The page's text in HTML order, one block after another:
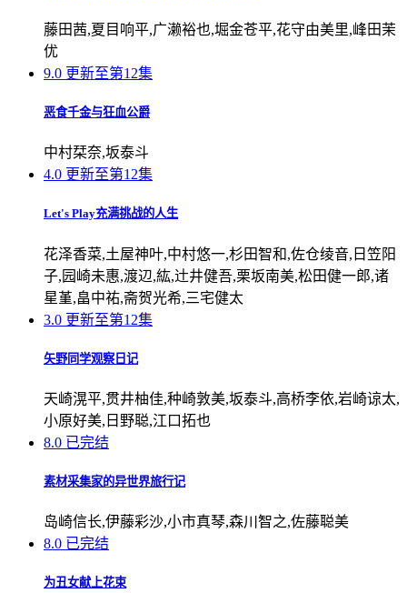
藤田茜,夏目响平,广濑裕也,堀金苍平,花守由美里,峰田茉
优
9.0 更新至第12集
恶食千金与狂血公爵
中村栞奈,坂泰斗
4.0 更新至第12集
Let's Play充满挑战的人生
花泽香菜,土屋神叶,中村悠一,杉田智和,佐仓绫音,日笠阳
子,园崎未惠,渡辺,紘,辻井健吾,栗坂南美,松田健一郎,诸
星堇,畠中祐,斋贺光希,三宅健太
3.0 更新至第12集
矢野同学观察日记
天崎滉平,贯井柚佳,种崎敦美,坂泰斗,高桥李依,岩崎谅太,
小原好美,日野聪,江口拓也
8.0 已完结
素材采集家的异世界旅行记
岛崎信长,伊藤彩沙,小市真琴,森川智之,佐藤聪美
8.0 已完结
为丑女献上花束